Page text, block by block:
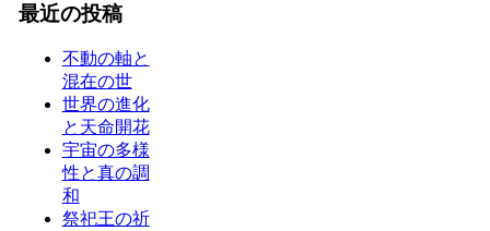
最近の投稿
不動の軸と
混在の世
世界の進化
と天命開花
宇宙の多様
性と真の調
和
祭祀王の祈